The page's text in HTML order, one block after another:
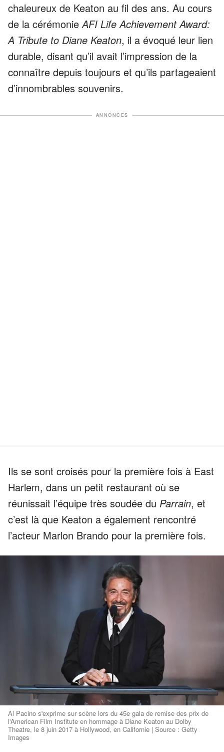
chaleureux de Keaton au fil des ans. Au cours
de la cérémonieAFI Life Achievement Award:
A Tribute to Diane Keaton, il a évoqué leur lien
durable, disant qu’il avait l’impression de la
connaître depuis toujours et qu’ils partageaient
d’innombrables souvenirs.
ANNONCES
Ils se sont croisés pour la première fois à East
Harlem, dans un petit restaurant où se
réunissait l’équipe très soudée du Parrain, et
c’est là que Keaton a également rencontré
l’acteur Marlon Brando pour la première fois.
Al Pacino s'exprime sur scène lors du 45e gala de remise des prix de
l'American Film Institute en hommage à Diane Keaton au Dolby
Theatre, le 8 juin 2017 à Hollywood, en Californie | Source : Getty
Images